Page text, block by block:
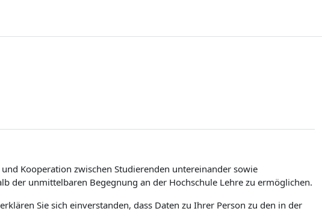
Kooperation zwischen Studierenden untereinander sowie
der unmittelbaren Begegnung an der Hochschule Lehre zu ermöglichen.
Sie sich einverstanden, dass Daten zu Ihrer Person zu den in der